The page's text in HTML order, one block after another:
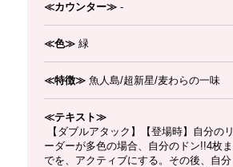
≪カウンター≫ -
≪色≫ 緑
≪特徴≫ 魚人島/超新星/麦わらの一味
≪テキスト≫
【ダブルアタック】【登場時】自分のリ
ーダーが多色の場合、自分のドン!!4枚ま
でを、アクティブにする。その後、自分